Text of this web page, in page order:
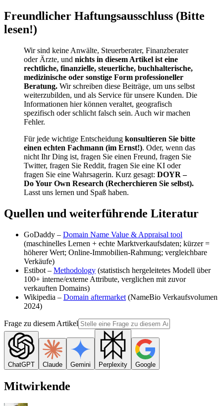
Freundlicher Haftungsausschluss (Bitte
lesen!)
Wir sind keine Anwälte, Steuerberater, Finanzberater
oder Ärzte, und nichts in diesem Artikel ist eine
rechtliche, finanzielle, steuerliche, buchhalterische,
medizinische oder sonstige Form professioneller
Beratung. Wir schreiben diese Beiträge, um uns selbst
weiterzubilden, und als Service für unsere Kunden. Die
Informationen hier können veraltet, geografisch
spezifisch oder schlicht falsch sein. Auch wir machen
Fehler.
Für jede wichtige Entscheidung konsultieren Sie bitte
einen echten Fachmann (im Ernst!). Oder, wenn das
nicht Ihr Ding ist, fragen Sie einen Freund, fragen Sie
Twitter, fragen Sie Reddit, fragen Sie eine KI oder
fragen Sie eine Wahrsagerin. Kurz gesagt: DOYR –
Do Your Own Research (Recherchieren Sie selbst).
Lasst uns lernen und Spaß haben.
Quellen und weiterführende Literatur
GoDaddy – Domain Name Value & Appraisal tool
(maschinelles Lernen + echte Marktverkaufsdaten; kürzer =
höherer Wert; Online-Immobilien-Rahmung; vergleichbare
Verkäufe)
Estibot – Methodology (statistisch hergeleitetes Modell über
100+ interne/externe Attribute, verglichen mit zuvor
verkauften Domains)
Wikipedia – Domain aftermarket (NameBio Verkaufsvolumen
2024)
Frage zu diesem Artikel
ChatGPT Claude Gemini Perplexity Google
Mitwirkende